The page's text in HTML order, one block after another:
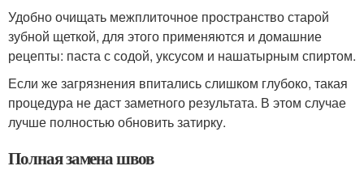
Удобно очищать межплиточное пространство старой
зубной щеткой, для этого применяются и домашние
рецепты: паста с содой, уксусом и нашатырным спиртом.
Если же загрязнения впитались слишком глубоко, такая
процедура не даст заметного результата. В этом случае
лучше полностью обновить затирку.
Полная замена швов